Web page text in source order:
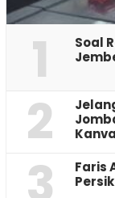
1
‎Soal
2
3
Faris